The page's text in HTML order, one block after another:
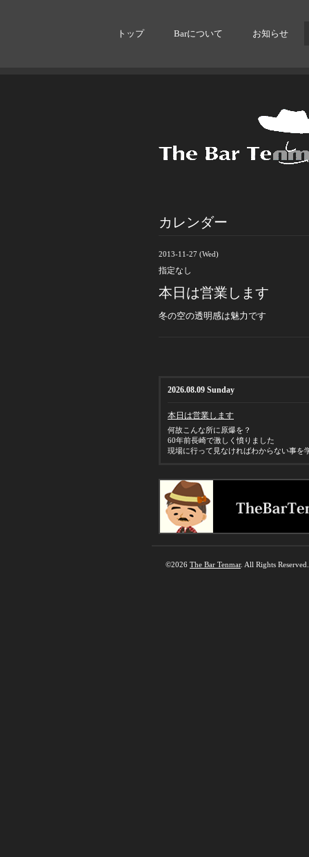
トップ Barについて お知らせ
カレンダー
2013-11-27 (Wed)
指定なし
本日は営業します
冬の空の透明感は魅力です
2026.08.09 Sunday
本日は営業します
何故こんな所に原爆を？
60年前長崎で激しく憤りました
現場に行って見なければわからない事を
©2026 The Bar Tenmar. All Rights Reserved.